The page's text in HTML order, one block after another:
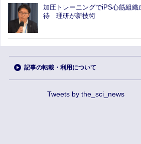
加圧トレーニングでiPS心筋組
待 理研が新技術
記事の転載・利用について
Tweets by the_sci_news